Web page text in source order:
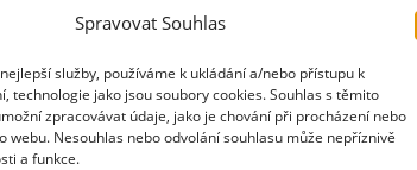
Spravovat Souhlas
služby, používáme k ukládání a/nebo přístupu k
technologie jako jsou soubory cookies. Souhlas s těmito
zpracovávat údaje, jako je chování při procházení nebo
webu. Nesouhlas nebo odvolání souhlasu může nepříznivě
a funkce.
cen:
390 Kč
až
520 Kč
Tento
produkt
má
více